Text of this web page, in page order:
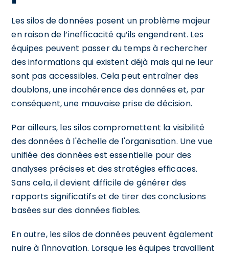
Les silos de données posent un problème majeur
en raison de l’inefficacité qu’ils engendrent. Les
équipes peuvent passer du temps à rechercher
des informations qui existent déjà mais qui ne leur
sont pas accessibles. Cela peut entraîner des
doublons, une incohérence des données et, par
conséquent, une mauvaise prise de décision.
Par ailleurs, les silos compromettent la visibilité
des données à l'échelle de l'organisation. Une vue
unifiée des données est essentielle pour des
analyses précises et des stratégies efficaces.
Sans cela, il devient difficile de générer des
rapports significatifs et de tirer des conclusions
basées sur des données fiables.
En outre, les silos de données peuvent également
nuire à l'innovation. Lorsque les équipes travaillent